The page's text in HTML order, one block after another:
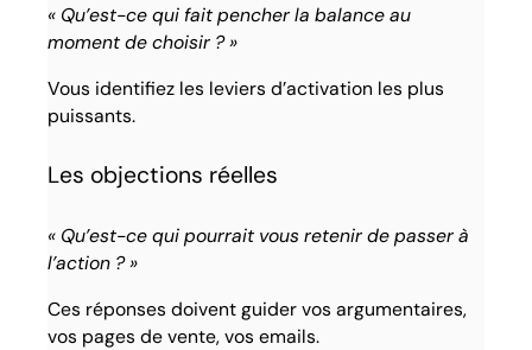
« Qu’est-ce qui fait pencher la balance au
moment de choisir ? »
Vous identifiez les leviers d’activation les plus
puissants.
Les objections réelles
« Qu’est-ce qui pourrait vous retenir de passer à
l’action ? »
Ces réponses doivent guider vos argumentaires,
vos pages de vente, vos emails.